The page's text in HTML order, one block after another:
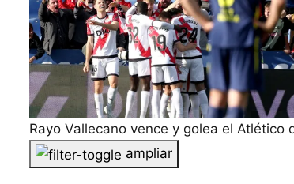
Rayo Vallecano vence y golea el
ampliar